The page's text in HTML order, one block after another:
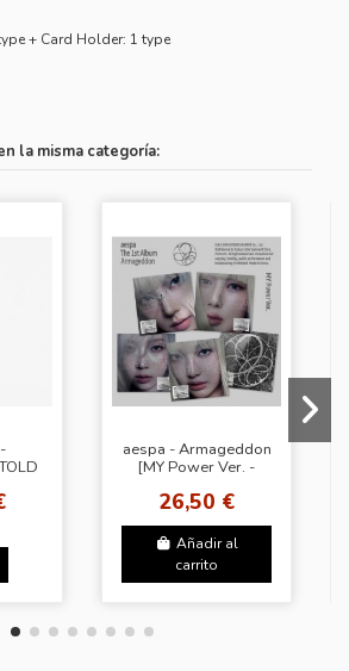
+ Card Holder: 1 type
la misma categoría:
aespa - Armageddon
[MY Power Ver. -
26,50 €
Añadir al
carrito